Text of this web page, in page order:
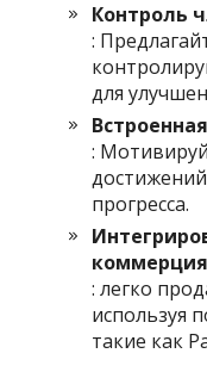
Контроль
:
для
:
прогресса.
коммерция
: легко
используя
такие как